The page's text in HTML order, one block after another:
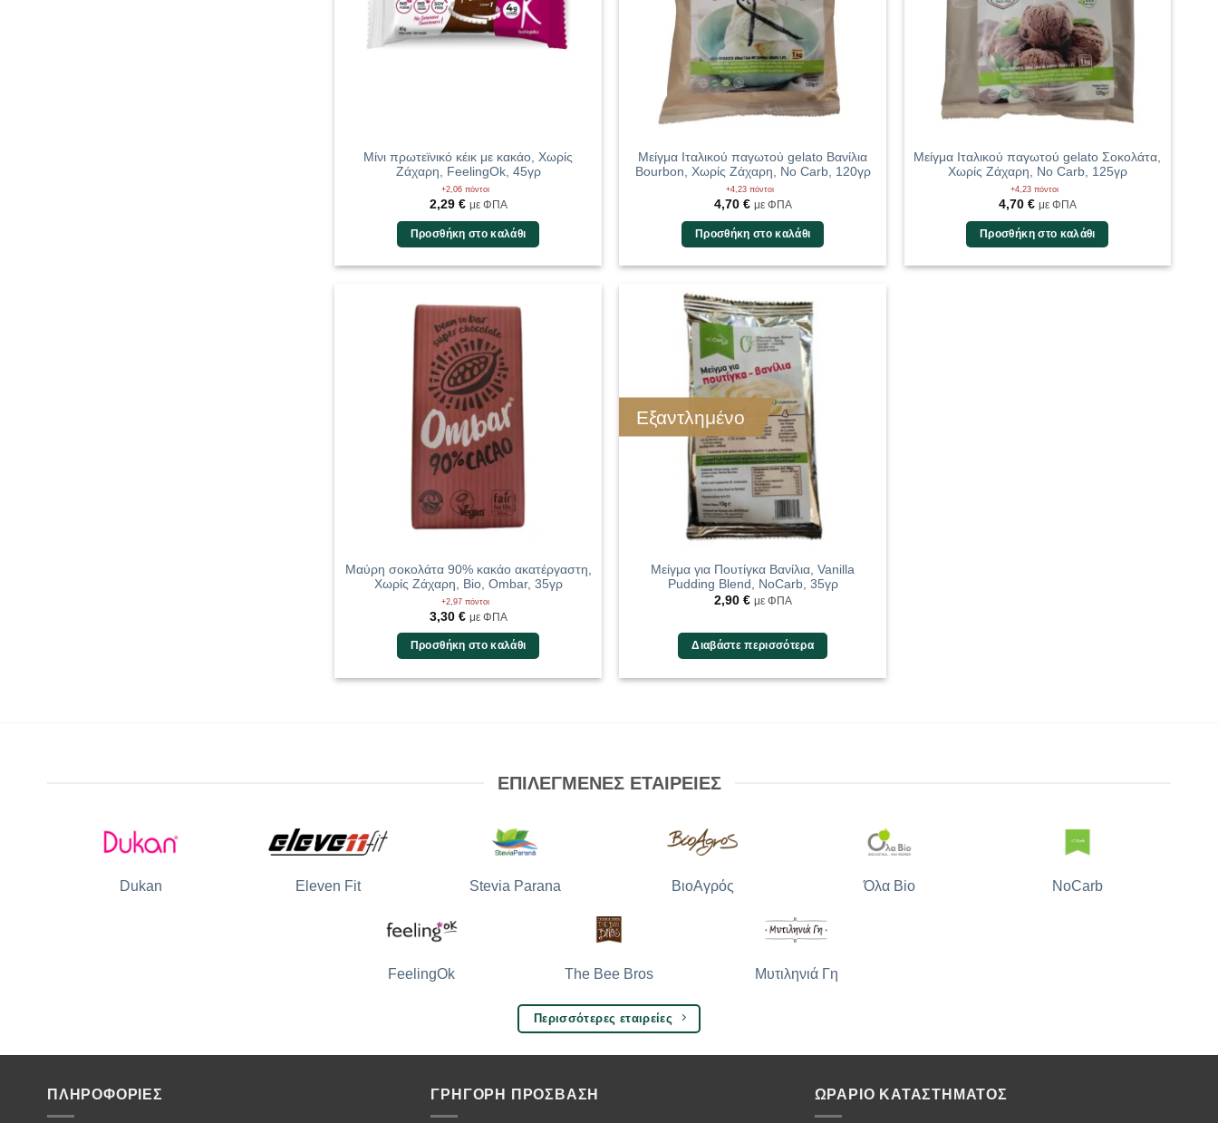
Μίνι πρωτεϊνικό κέικ με κακάο, Χωρίς
Ζάχαρη, FeelingOk, 45γρ
+2,06 πόντοι
2,29 € με ΦΠΑ
Προσθήκη στο καλάθι
Μείγμα Ιταλικού παγωτού gelato Βανίλια
Bourbon, Χωρίς Ζάχαρη, No Carb, 120γρ
+4,23 πόντοι
4,70 € με ΦΠΑ
Προσθήκη στο καλάθι
Μείγμα Ιταλικού παγωτού gelato Σοκολάτα,
Χωρίς Ζάχαρη, No Carb, 125γρ
+4,23 πόντοι
4,70 € με ΦΠΑ
Προσθήκη στο καλάθι
Μαύρη σοκολάτα 90% κακάο ακατέργαστη,
Χωρίς Ζάχαρη, Bio, Ombar, 35γρ
+2,97 πόντοι
3,30 € με ΦΠΑ
Προσθήκη στο καλάθι
Εξαντλημένο
Μείγμα για Πουτίγκα Βανίλια, Vanilla
Pudding Blend, NoCarb, 35γρ
2,90 € με ΦΠΑ
Διαβάστε περισσότερα
ΕΠΙΛΕΓΜΕΝΕΣ ΕΤΑΙΡΕΙΕΣ
Dukan Eleven Fit Stevia Parana ΒιοΑγρός Όλα Bio NoCarb
FeelingOk The Bee Bros Μυτιληνιά Γη
Περισσότερες εταιρείες
ΠΛΗΡΟΦΟΡΙΕΣ ΓΡΗΓΟΡΗ ΠΡΟΣΒΑΣΗ ΩΡΑΡΙΟ ΚΑΤΑΣΤΗΜΑΤΟΣ